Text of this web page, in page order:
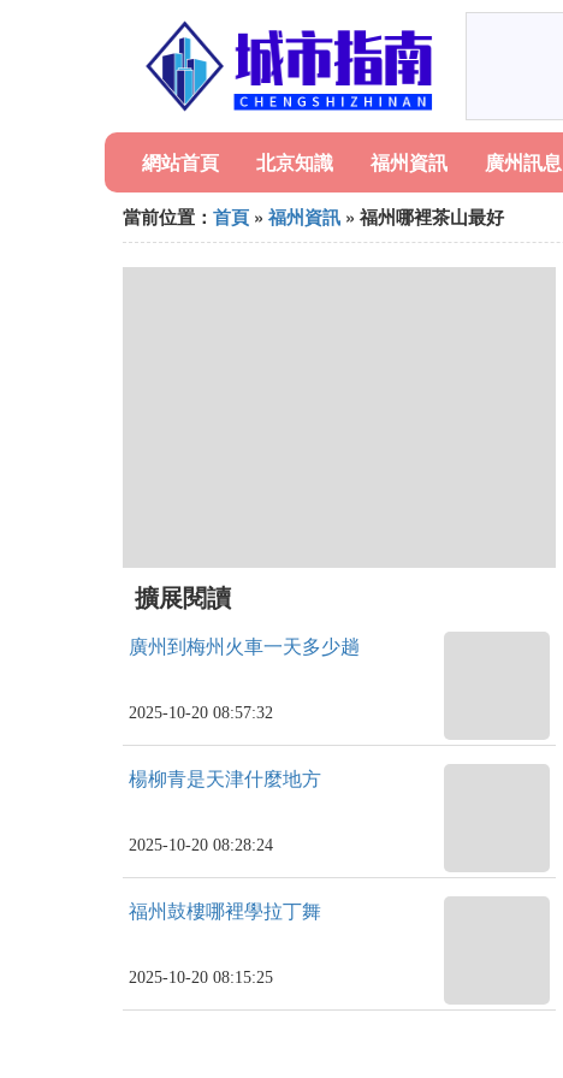
網站首頁 北京知識 福州資訊 廣州訊息
當前位置： 首頁 » 福州資訊 » 福州哪裡茶山最好
擴展閱讀
廣州到梅州火車一天多少趟
2025-10-20 08:57:32
楊柳青是天津什麼地方
2025-10-20 08:28:24
福州鼓樓哪裡學拉丁舞
2025-10-20 08:15:25